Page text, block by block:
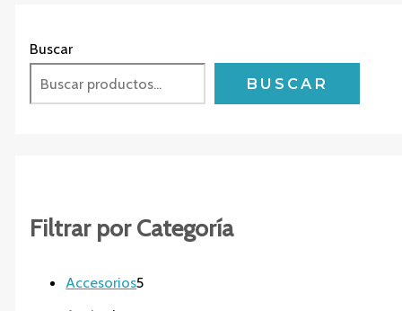
Buscar
BUSCAR
Filtrar por Categoría
Accesorios55